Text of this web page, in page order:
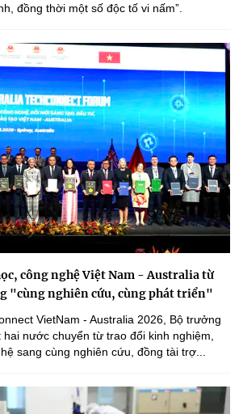
đồng thời một số độc tố vi nấmˮ.
công nghệ Việt Nam - Australia từ
"cùng nghiên cứu, cùng phát triển"
VietNam - Australia 2026, Bộ trưởng
nước chuyển từ trao đổi kinh nghiệm,
sang cùng nghiên cứu, đồng tài trợ...